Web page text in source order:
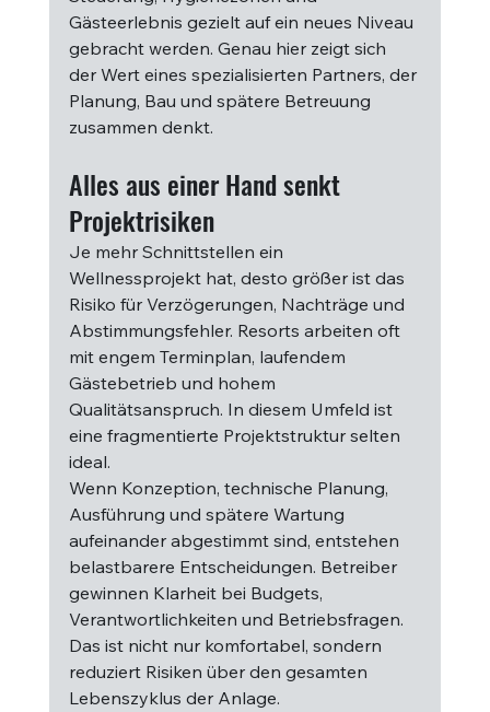
Gästeerlebnis gezielt auf ein neues Niveau
gebracht werden. Genau hier zeigt sich
der Wert eines spezialisierten Partners, der
Planung, Bau und spätere Betreuung
zusammen denkt.
Alles aus einer Hand senkt
Projektrisiken
Je mehr Schnittstellen ein
Wellnessprojekt hat, desto größer ist das
Risiko für Verzögerungen, Nachträge und
Abstimmungsfehler. Resorts arbeiten oft
mit engem Terminplan, laufendem
Gästebetrieb und hohem
Qualitätsanspruch. In diesem Umfeld ist
eine fragmentierte Projektstruktur selten
ideal.
Wenn Konzeption, technische Planung,
Ausführung und spätere Wartung
aufeinander abgestimmt sind, entstehen
belastbarere Entscheidungen. Betreiber
gewinnen Klarheit bei Budgets,
Verantwortlichkeiten und Betriebsfragen.
Das ist nicht nur komfortabel, sondern
reduziert Risiken über den gesamten
Lebenszyklus der Anlage.